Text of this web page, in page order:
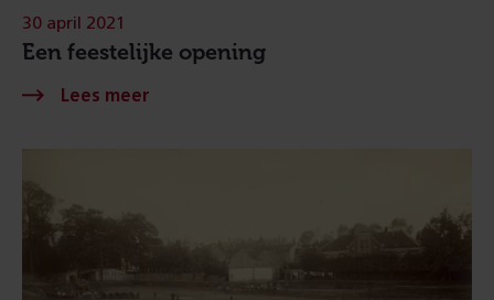
Een feestelijke opening
30 april 2021